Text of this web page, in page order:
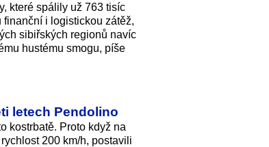
které spálily už 763 tisíc
i logistickou zátěž,
sibiřských regionů navíc
hustému smogu, píše
letech Pendolino
kostrbatě. Proto když na
200 km/h, postavili